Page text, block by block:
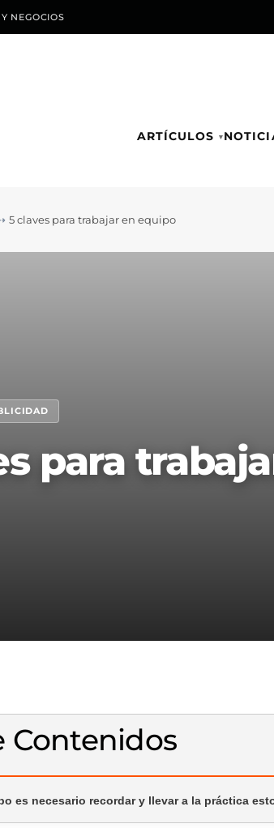
NEGOCIOS
ARTÍCULOS
5 claves para trabajar en equipo
para
Contenidos
es necesario recordar y llevar a la práctica